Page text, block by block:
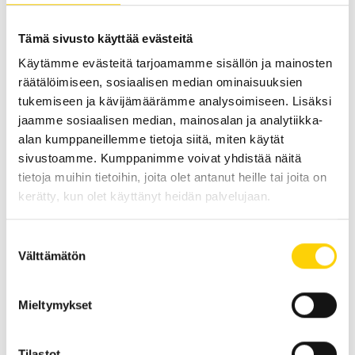
Tämä sivusto käyttää evästeitä
Käytämme evästeitä tarjoamamme sisällön ja mainosten
räätälöimiseen, sosiaalisen median ominaisuuksien
tukemiseen ja kävijämäärämme analysoimiseen. Lisäksi
jaamme sosiaalisen median, mainosalan ja analytiikka-
alan kumppaneillemme tietoja siitä, miten käytät
sivustoamme. Kumppanimme voivat yhdistää näitä
tietoja muihin tietoihin, joita olet antanut heille tai joita on
kerätty, kun olet käyttänyt heidän palvelujaan.
valinta
Välttämätön
Mieltymykset
Öljyn lisääntyvä lakkautuminen on siis hyvän asian
mukana seurannut ikävä sivutuote, joka on huomioitava.
Toki ilmiöön vaikuttavat muutkin seikat järjestelmissä ja
olosuhteissa. Asiaan kannattaa puuttua ennen, kun se
aiheuttaa suurempia ongelmia. Öljyn kuntoa seuraamalla
ja oikein ajoitetulla lakkautumistuotteen poistamisella
vältetään ylimääräisiä tuotantokatkoksia, varaosakuluja,
huoltokustannuksia ja ennenaikaisia öljynvaihtoja.
(Varnish elimination unit – filtration)
öljynäytteitä. Niistä pystyy päättelemään, onko öljy
keskustelu vahvistaa epäilyn. Laitteistossa on voinut olla